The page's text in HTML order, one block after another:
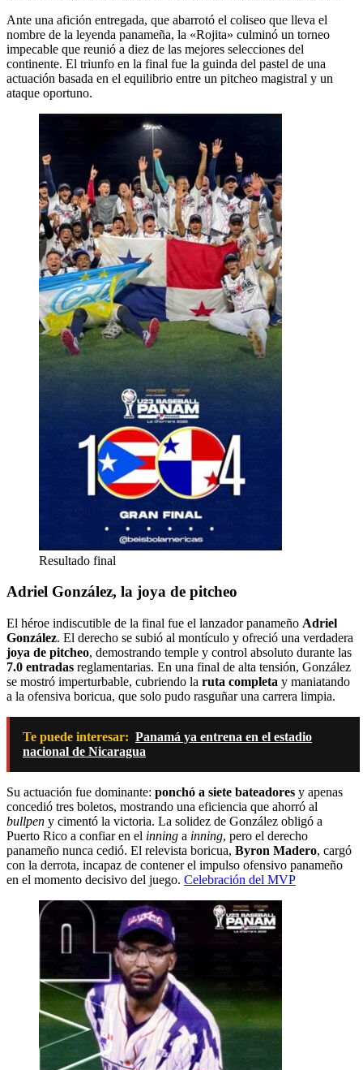
Ante una afición entregada, que abarrotó el coliseo que lleva el
nombre de la leyenda panameña, la «Rojita» culminó un torneo
impecable que reunió a diez de las mejores selecciones del
continente. El triunfo en la final fue la guinda del pastel de una
actuación basada en el equilibrio entre un pitcheo magistral y un
ataque oportuno.
Resultado final
Adriel González, la joya de pitcheo
El héroe indiscutible de la final fue el lanzador panameño Adriel
González. El derecho se subió al montículo y ofreció una verdadera
joya de pitcheo, demostrando temple y control absoluto durante las
7.0 entradas reglamentarias. En una final de alta tensión, González
se mostró imperturbable, cubriendo la ruta completa y maniatando
a la ofensiva boricua, que solo pudo rasguñar una carrera limpia.
Te puede interesar: Panamá ya entrena en el estadio
nacional de Nicaragua
Su actuación fue dominante: ponchó a siete bateadores y apenas
concedió tres boletos, mostrando una eficiencia que ahorró al
bullpen y cimentó la victoria. La solidez de González obligó a
Puerto Rico a confiar en el inning a inning, pero el derecho
panameño nunca cedió. El relevista boricua, Byron Madero, cargó
con la derrota, incapaz de contener el impulso ofensivo panameño
en el momento decisivo del juego. Celebración del MVP